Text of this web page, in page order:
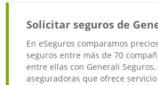
Solicitar seguros de
En eSeguros comparamos
seguros entre más de 70
entre ellas con Generali
aseguradoras que ofrece